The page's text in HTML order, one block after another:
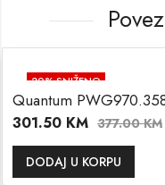
20% SNIŽENO
Quantum
301.50 KM 377.00KM
DODAJ U KORPU